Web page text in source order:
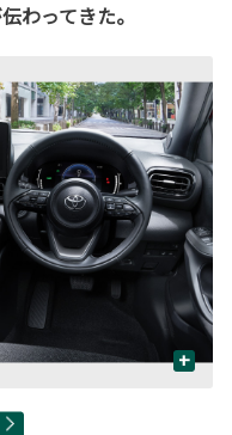
わってきた。
+